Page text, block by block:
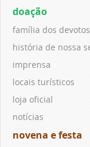
doação
família dos devotos
história de nossa
imprensa
locais turísticos
loja oficial
notícias
novena e festa